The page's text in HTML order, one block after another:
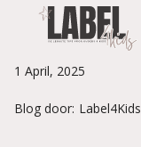
1 April, 2025
Blog door: Label4Kids